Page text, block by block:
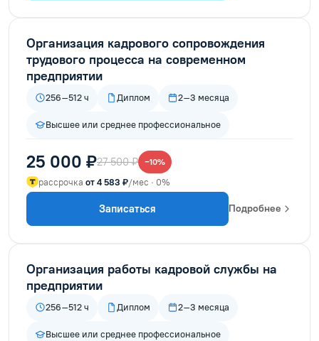
Организация кадрового сопровождения
трудового процесса на современном
предприятии
256–512 ч Диплом 2–3 месяца
Высшее или среднее профессиональное
25 000 ₽27 500 ₽ −10%
рассрочка от 4 583 ₽/мес · 0%
Записаться Подробнее
Организация работы кадровой службы на
предприятии
256–512 ч Диплом 2–3 месяца
Высшее или среднее профессиональное